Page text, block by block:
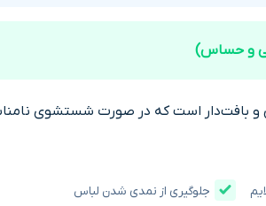
جلوگیری از نمدی شدن لباس